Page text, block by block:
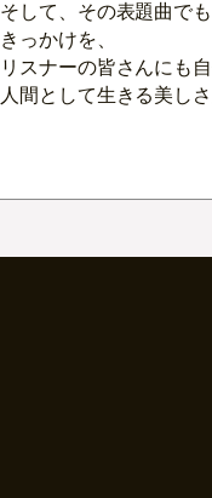
そして、その表題曲で
きっかけを、
リスナーの皆さんにも
人間として生きる美し